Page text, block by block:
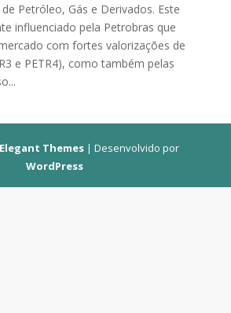
Petróleo, Gás e Derivados. Este
influenciado pela Petrobras que
com fortes valorizações de
e PETR4), como também pelas
Elegant Themes| Desenvolvido por
WordPress